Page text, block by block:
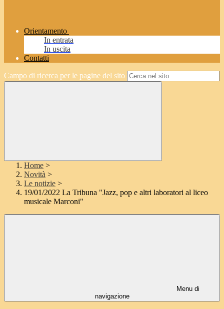
Orientamento
In entrata
In uscita
Contatti
Campo di ricerca per le pagine del sito
Home >
Novità >
Le notizie >
19/01/2022 La Tribuna "Jazz, pop e altri laboratori al liceo
musicale Marconi"
Menu di
navigazione